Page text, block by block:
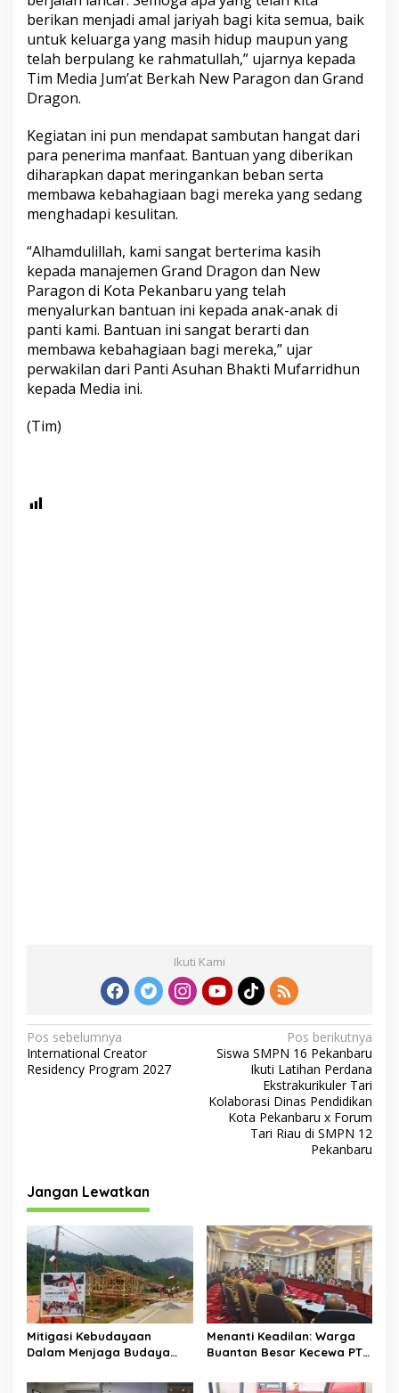
berikan menjadi amal jariyah bagi kita semua, baik
untuk keluarga yang masih hidup maupun yang
telah berpulang ke rahmatullah,” ujarnya kepada
Tim Media Jum’at Berkah New Paragon dan Grand
Dragon.
Kegiatan ini pun mendapat sambutan hangat dari
para penerima manfaat. Bantuan yang diberikan
diharapkan dapat meringankan beban serta
membawa kebahagiaan bagi mereka yang sedang
menghadapi kesulitan.
“Alhamdulillah, kami sangat berterima kasih
kepada manajemen Grand Dragon dan New
Paragon di Kota Pekanbaru yang telah
menyalurkan bantuan ini kepada anak-anak di
panti kami. Bantuan ini sangat berarti dan
membawa kebahagiaan bagi mereka,” ujar
perwakilan dari Panti Asuhan Bhakti Mufarridhun
kepada Media ini.
(Tim)
Ikuti Kami
N
a
s
i
p
o
s
Pos sebelumnya
International Creator
Residency Program 2027
Pos berikutnya
Siswa SMPN 16 Pekanbaru
Ikuti Latihan Perdana
Ekstrakurikuler Tari
Kolaborasi Dinas Pendidikan
Kota Pekanbaru x Forum
Tari Riau di SMPN 12
Pekanbaru
Jangan Lewatkan
Mitigasi Kebudayaan
Dalam Menjaga Budaya
Menanti Keadilan: Warga
Buantan Besar Kecewa PT
DPRD